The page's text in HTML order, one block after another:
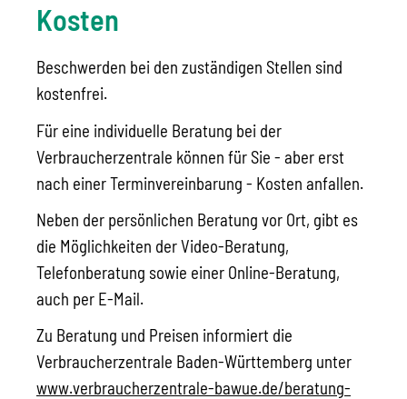
Kosten
Beschwerden bei den zuständigen Stellen sind
kostenfrei.
Für eine individuelle Beratung bei der
Verbraucherzentrale können für Sie - aber erst
nach einer Terminvereinbarung - Kosten anfallen.
Neben der persönlichen Beratung vor Ort, gibt es
die Möglichkeiten der Video-Beratung,
Telefonberatung sowie einer Online-Beratung,
auch per E-Mail.
Zu Beratung und Preisen informiert die
Verbraucherzentrale Baden-Württemberg unter
www.verbraucherzentrale-bawue.de/beratung-